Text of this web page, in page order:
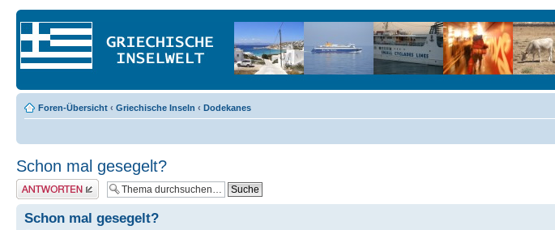
Foren-Übersicht ‹ Griechische Inseln ‹ Dodekanes
Schon mal gesegelt?
Antwort erstellen
Schon mal gesegelt?